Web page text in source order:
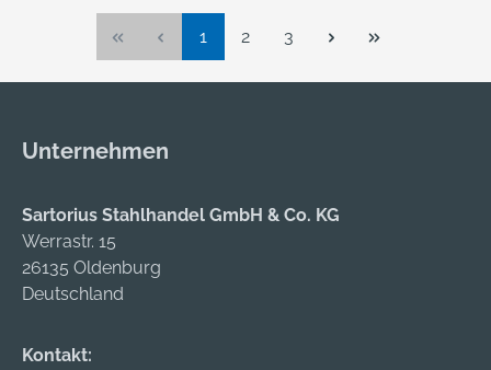
Seite
1 Seite
2 Seite
3
Unternehmen
Sartorius Stahlhandel GmbH & Co. KG
Werrastr. 15
26135 Oldenburg
Deutschland
Kontakt: